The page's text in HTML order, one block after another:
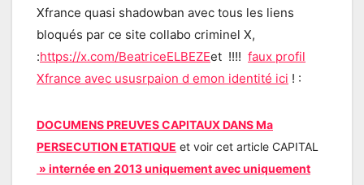
Xfrance quasi shadowban avec tous les liens
bloqués par ce site collabo criminel X,
:https://x.com/BeatriceELBEZEet !!!! faux profil
Xfrance avec ususrpaion d emon identité ici ! :
DOCUMENS PREUVES CAPITAUX DANS Ma
PERSECUTION ETATIQUE et voir cet article CAPITAL
» internée en 2013 uniquement avec uniquement